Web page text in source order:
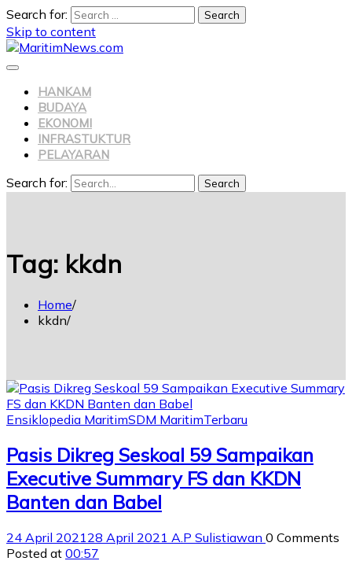
Search for:
Skip to content
HANKAM
BUDAYA
EKONOMI
INFRASTUKTUR
PELAYARAN
Search for: Search
Tag: kkdn
Home
kkdn
Ensiklopedia MaritimSDM MaritimTerbaru
Pasis Dikreg Seskoal 59 Sampaikan
Executive Summary FS dan KKDN
Banten dan Babel
24 April 202128 April 2021 A.P Sulistiawan 0 Comments
Posted at 00:57